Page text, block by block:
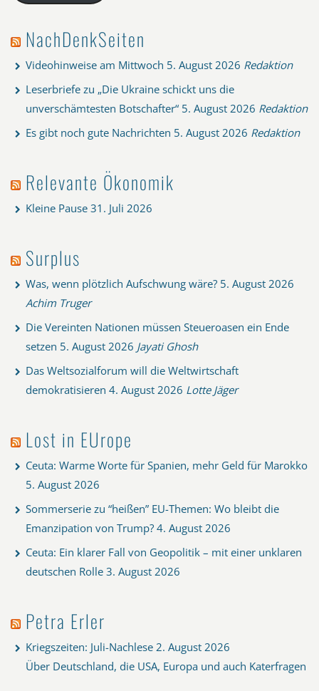
NachDenkSeiten
Videohinweise am Mittwoch 5. August 2026 Redaktion
Leserbriefe zu „Die Ukraine schickt uns die
unverschämtesten Botschafter“ 5. August 2026 Redaktion
Es gibt noch gute Nachrichten 5. August 2026 Redaktion
Relevante Ökonomik
Kleine Pause 31. Juli 2026
Surplus
Was, wenn plötzlich Aufschwung wäre? 5. August 2026
Achim Truger
Die Vereinten Nationen müssen Steueroasen ein Ende
setzen 5. August 2026 Jayati Ghosh
Das Weltsozialforum will die Weltwirtschaft
demokratisieren 4. August 2026 Lotte Jäger
Lost in EUrope
Ceuta: Warme Worte für Spanien, mehr Geld für Marokko
5. August 2026
Sommerserie zu “heißen” EU-Themen: Wo bleibt die
Emanzipation von Trump? 4. August 2026
Ceuta: Ein klarer Fall von Geopolitik – mit einer unklaren
deutschen Rolle 3. August 2026
Petra Erler
Kriegszeiten: Juli-Nachlese 2. August 2026
Über Deutschland, die USA, Europa und auch Katerfragen